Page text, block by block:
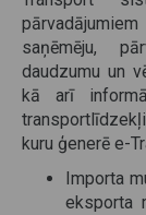
saņēmēju,
daudzumu un
kā arī
kuru ģenerē e-
Importa
eksporta